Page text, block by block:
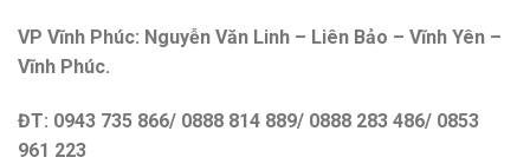
VP Vĩnh Phúc: Nguyễn Văn Linh – Liên Bảo – Vĩnh Yên –
Vĩnh Phúc.
ĐT: 0943 735 866/ 0888 814 889/ 0888 283 486/ 0853
961 223